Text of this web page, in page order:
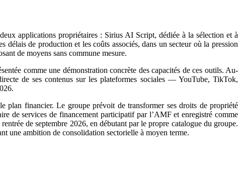
applications propriétaires : Sirius AI Script, dédiée à la sélection et à
de production et les coûts associés, dans un secteur où la pression
de moyens sans commune mesure.
comme une démonstration concrète des capacités de ces outils. Au-
de ses contenus sur les plateformes sociales — YouTube, TikTok,
plan financier. Le groupe prévoit de transformer ses droits de propriété
de services de financement participatif par l’AMF et enregistré comme
de septembre 2026, en débutant par le propre catalogue du groupe.
une ambition de consolidation sectorielle à moyen terme.